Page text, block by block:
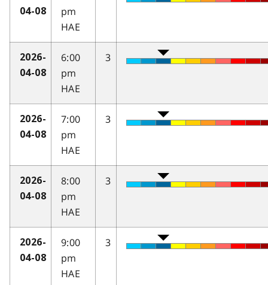
04-08
pm
HAE
2026-
04-08
6:00
pm
HAE
3
2026-
04-08
7:00
pm
HAE
3
2026-
04-08
8:00
pm
HAE
3
2026-
04-08
9:00
pm
HAE
3